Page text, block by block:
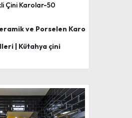
Çini Karolar-50
ve Porselen Karo
| Kütahya çini